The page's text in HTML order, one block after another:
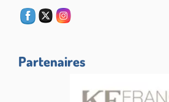
Partenaires